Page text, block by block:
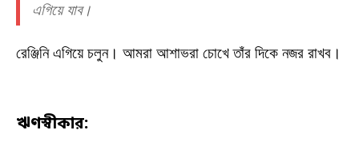
এগিয়ে যাব।
রেঞ্জিনি এগিয়ে চলুন। আমরা আশাভরা চোখে তাঁর দিকে নজর রাখব।
ঋণস্বীকার: